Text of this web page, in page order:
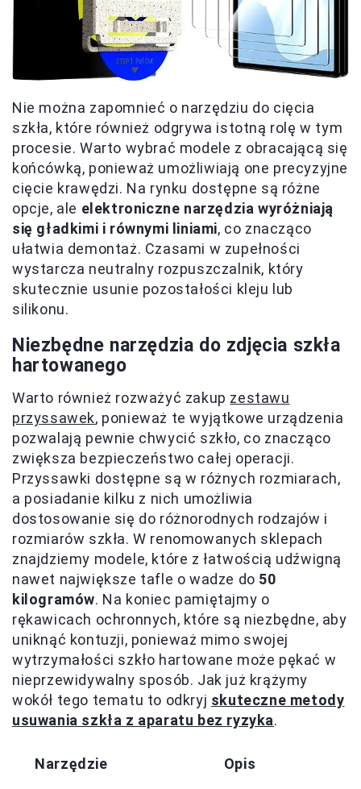
Nie można zapomnieć o narzędziu do cięcia
szkła, które również odgrywa istotną rolę w tym
procesie. Warto wybrać modele z obracającą się
końcówką, ponieważ umożliwiają one precyzyjne
cięcie krawędzi. Na rynku dostępne są różne
opcje, ale elektroniczne narzędzia wyróżniają
się gładkimi i równymi liniami, co znacząco
ułatwia demontaż. Czasami w zupełności
wystarcza neutralny rozpuszczalnik, który
skutecznie usunie pozostałości kleju lub
silikonu.
Niezbędne narzędzia do zdjęcia szkła
hartowanego
Warto również rozważyć zakup zestawu
przyssawek, ponieważ te wyjątkowe urządzenia
pozwalają pewnie chwycić szkło, co znacząco
zwiększa bezpieczeństwo całej operacji.
Przyssawki dostępne są w różnych rozmiarach,
a posiadanie kilku z nich umożliwia
dostosowanie się do różnorodnych rodzajów i
rozmiarów szkła. W renomowanych sklepach
znajdziemy modele, które z łatwością udźwigną
nawet największe tafle o wadze do 50
kilogramów. Na koniec pamiętajmy o
rękawicach ochronnych, które są niezbędne, aby
uniknąć kontuzji, ponieważ mimo swojej
wytrzymałości szkło hartowane może pękać w
nieprzewidywalny sposób. Jak już krążymy
wokół tego tematu to odkryj skuteczne metody
usuwania szkła z aparatu bez ryzyka.
Narzędzie Opis